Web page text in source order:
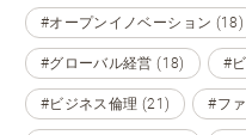
#オープンイノベーション (18)
#グローバル経営 (18) #
#ビジネス倫理 (21) #フ